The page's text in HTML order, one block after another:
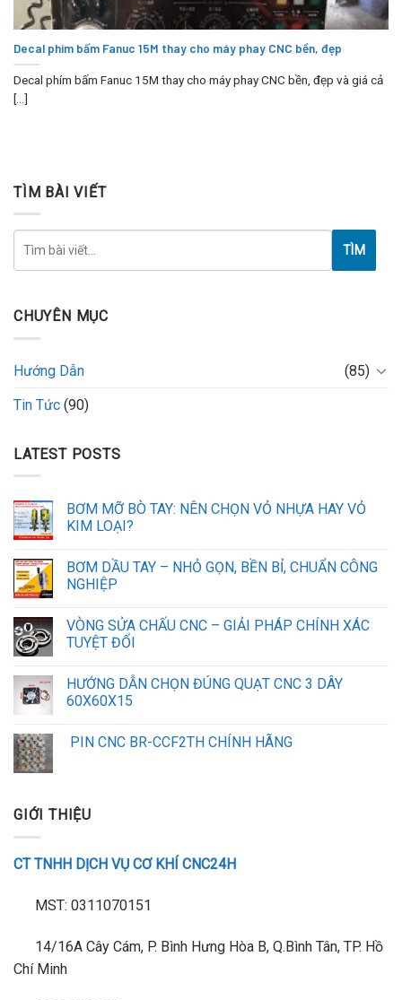
TÌM BÀI VIẾT
TÌM
CHUYÊN MỤC
Hướng Dẫn
(85)
Tin Tức (90)
LATEST POSTS
BƠM MỠ BÒ TAY: NÊN CHỌN VỎ NHỰA HAY VỎ
KIM LOẠI?
BƠM DẦU TAY – NHỎ GỌN, BỀN BỈ, CHUẨN CÔNG
NGHIỆP
VÒNG SỬA CHẤU CNC – GIẢI PHÁP CHÍNH XÁC
TUYỆT ĐỐI
HƯỚNG DẪN CHỌN ĐÚNG QUẠT CNC 3 DÂY
60X60X15
PIN CNC BR-CCF2TH CHÍNH HÃNG
GIỚI THIỆU
CT TNHH DỊCH VỤ CƠ KHÍ CNC24H
MST: 0311070151
14/16A Cây Cám, P. Bình Hưng Hòa B, Q.Bình Tân, TP. Hồ
Chí Minh
Decal phím bấm Fanuc 15M thay cho máy phay CNC bền, đẹp
Decal phím bấm Fanuc 15M thay cho máy phay CNC bền, đẹp và giá cả
[...]